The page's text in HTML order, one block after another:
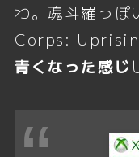
わ。魂斗羅っ
Corps:
青くなった感じ